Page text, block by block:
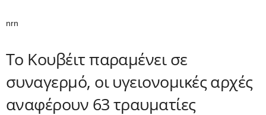
nrn
Το Κουβέιτ παραμένει σε
συναγερμό, οι υγειονομικές αρχές
αναφέρουν 63 τραυματίες